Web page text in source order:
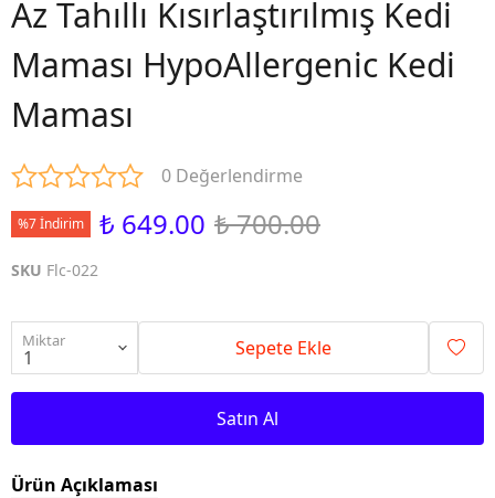
Az Tahıllı Kısırlaştırılmış Kedi
Maması HypoAllergenic Kedi
Maması
0 Değerlendirme
%7 İndirim ₺ 649.00 ₺ 700.00
SKU Flc-022
Miktar Sepete Ekle
Satın Al
Ürün Açıklaması